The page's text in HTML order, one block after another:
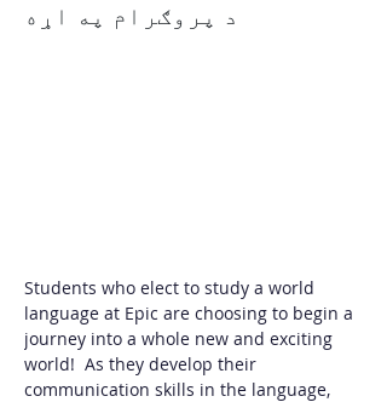
د پروګرام په اړه
Students who elect to study a world
language at Epic are choosing to begin a
journey into a whole new and exciting
world!  As they develop their
communication skills in the language,